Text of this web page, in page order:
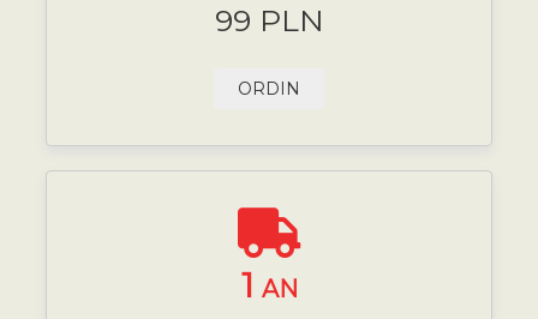
99 PLN
ORDIN
1 AN